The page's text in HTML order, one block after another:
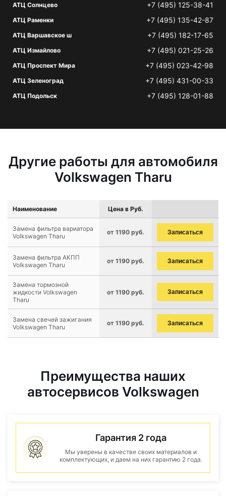
АТЦ Солнцево +7 (495) 125-38-41
АТЦ Раменки +7 (495) 135-42-87
АТЦ Варшавское ш +7 (495) 182-17-65
АТЦ Измайлово +7 (495) 021-25-26
АТЦ Проспект Мира +7 (495) 023-42-98
АТЦ Зеленоград +7 (495) 431-00-33
АТЦ Подольск +7 (495) 128-01-88
Другие работы для автомобиля
Volkswagen Tharu
Наименование Цена в Руб.
Замена фильтра вариатора
Volkswagen Tharu
от 1190 руб. Записаться
Замена фильтра АКПП
Volkswagen Tharu
от 1190 руб. Записаться
Замена тормозной
жидкости Volkswagen
Tharu
от 1190 руб. Записаться
Замена свечей зажигания
Volkswagen Tharu
от 1190 руб. Записаться
Преимущества наших
автосервисов Volkswagen
Гарантия 2 года
Мы уверены в качестве своих материалов и
комплектующих, и даем на них гарантию 2 года.